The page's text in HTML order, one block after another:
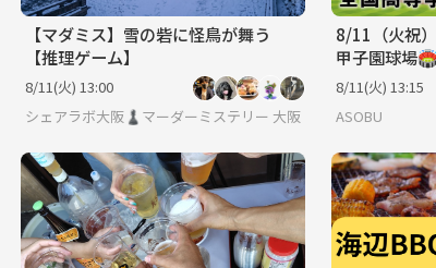
ろう〜
【マダミス】雪の砦に怪鳥が舞う
【推理ゲーム】
8/11(火) 13:00
シェアラボ大阪♟️マーダーミステリー/ボードゲーム/友達作り
大阪
8/11（火祝
甲子園球場🏟️
8/11(火) 13:15
ASOBU